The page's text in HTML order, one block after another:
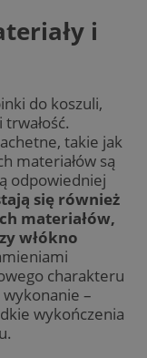
i
do koszuli,
takie jak
materiałów są
odpowiedniej
się również
materiałów,
włókno
charakteru
–
wykończenia